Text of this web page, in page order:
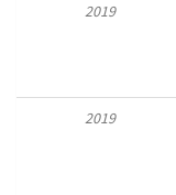
2019
2019